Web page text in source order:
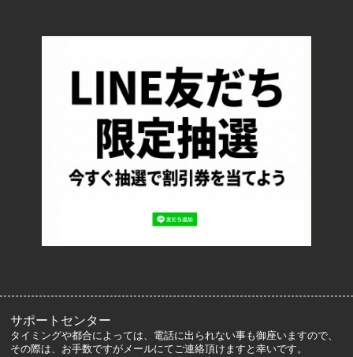
配送・送料について
返品について
お支払い方法について
特定商取引法に基づく表記
プライバシーポリシー
ロッカーズについて
サポートセンター
タイミングや都合によっては、電話に出られない事も御座いますので、
その際は、お手数ですがメールにてご連絡頂けますと幸いです。